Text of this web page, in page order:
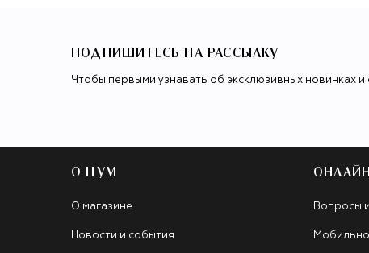
ПОДПИШИТЕСЬ НА РАССЫЛКУ
Чтобы первыми узнавать об эксклюзивных новинках
О ЦУМ
О магазине
Новости и события
Вопросы